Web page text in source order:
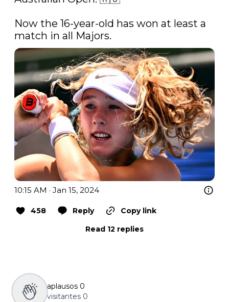
Now the 16-year-old has won at least a
match in all Majors.
10:15 AM · Jan 15, 2024
458 Reply
Copy link
Read 12 replies
aplausos 0
visitantes 0